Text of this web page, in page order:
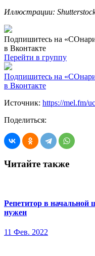
Иллюстрации:
Подпишитесь на
в Вконтакте
Перейти в группу
Подпишитесь на
в Вконтакте
Источник: https://mel.fm/
Поделиться:
Читайте также
Репетитор в начальной
нужен
11 Фев. 2022